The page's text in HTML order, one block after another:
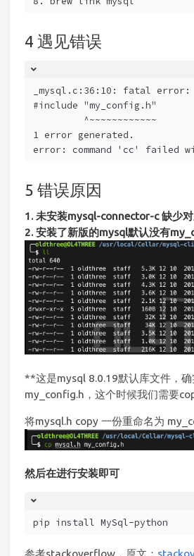
遇见错误
_mysql.c:36:10: fatal
#include "my_config.h"
         ^~~~~~~~~~~~~
1 error generated.
error: command 'cc' failed
错误原因
1. 未安装mysql-connector-c 缺少
2. 安装了新版的mysql默认没有
**这是mysql 8.0.19默认库文件，确
my_config.h，这个时候我们需要
将mysql.h copy 一份重命名为
然后在进行安装即可
pip install MySql-python